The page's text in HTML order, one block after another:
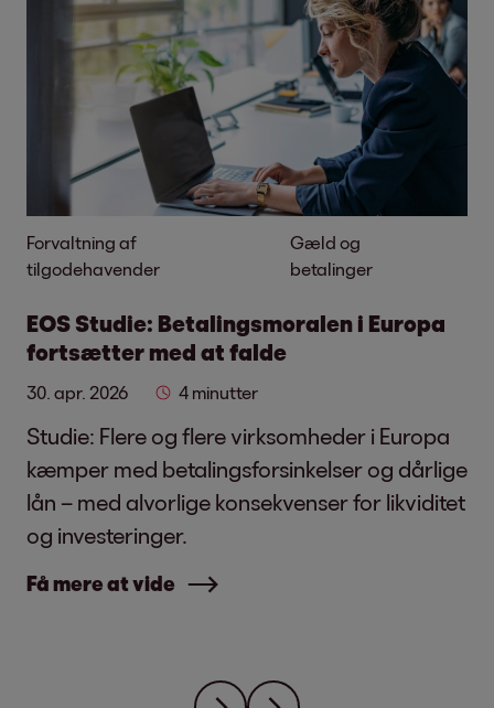
Forvaltning af
tilgodehavender
Gæld og
betalinger
EOS Studie: Betalingsmoralen i Europa
fortsætter med at falde
30. apr. 2026 4 minutter
Studie: Flere og flere virksomheder i Europa
kæmper med betalingsforsinkelser og dårlige
lån – med alvorlige konsekvenser for likviditet
og investeringer.
Få mere at vide